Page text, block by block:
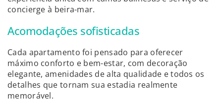
concierge à beira-mar.
Acomodações sofisticadas
Cada apartamento foi pensado para oferecer
máximo conforto e bem-estar, com decoração
elegante, amenidades de alta qualidade e todos os
detalhes que tornam sua estadia realmente
memorável.